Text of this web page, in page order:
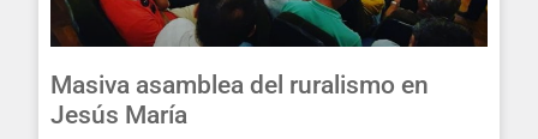
Masiva asamblea del ruralismo en
Jesús María